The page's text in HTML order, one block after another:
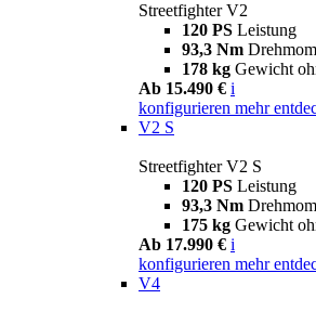
Streetfighter V2
120 PS Leistung
93,3 Nm
178 kg Gewicht
Ab 15.490 € i
konfigurieren mehr
V2 S
Streetfighter V2 S
120 PS Leistung
93,3 Nm
175 kg Gewicht
Ab 17.990 € i
konfigurieren mehr
V4